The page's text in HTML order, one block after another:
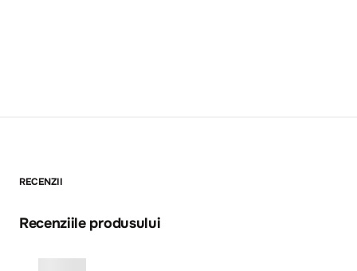
RECENZII
Recenziile produsului